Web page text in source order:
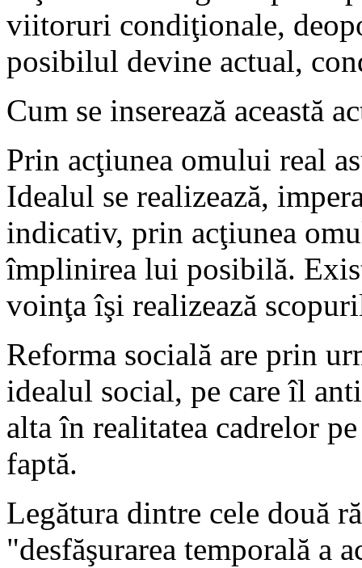
viitoruri condiţionale,
posibilul devine actual,
Cum se inserează această
Prin acţiunea omului real
Idealul se realizează,
indicativ, prin acţiunea
împlinirea lui posibilă.
voinţa îşi realizează
Reforma socială are prin
idealul social, pe care îl
alta în realitatea cadrelor
faptă.
Legătura dintre cele două
"desfăşurarea temporală a